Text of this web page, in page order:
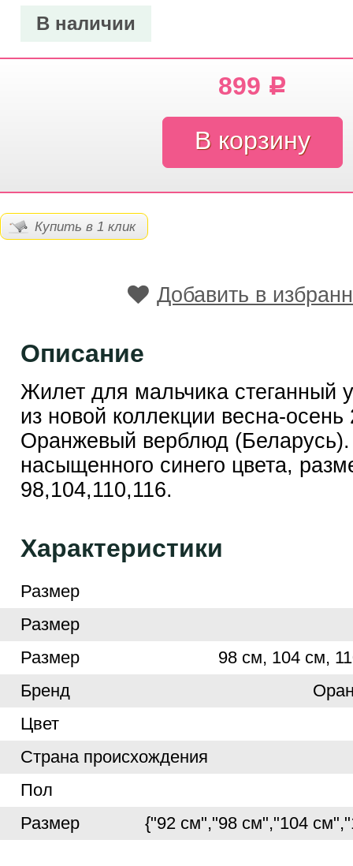
В наличии
899 Р
Купить в 1 клик
Добавить в
Описание
Жилет для мальчика стеганный
из новой коллекции весна-осень
Оранжевый верблюд (Беларусь).
насыщенного синего цвета,
98,104,110,116.
Характеристики
Размер
Размер
Размер
98 см, 104 см,
Бренд
Цвет
Страна происхождения
Пол
Размер
{"92 см","98 см","104